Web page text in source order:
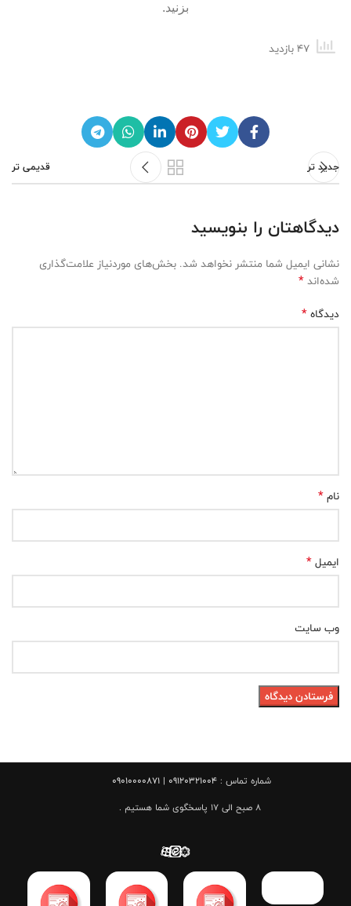
بزنید.
جدید تر قدیمی تر
دیدگاهتان را بنویسید
نشانی ایمیل شما منتشر نخواهد شد. بخش‌های موردنیاز علامت‌گذاری
شده‌اند*
دیدگاه*
نام*
ایمیل*
وب‌ سایت
شماره تماس : 09120321004 | 09010000871